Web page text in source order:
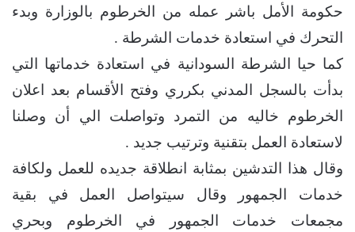
حكومة الأمل باشر عمله من الخرطوم بالوزارة وبدء
التحرك في استعادة خدمات الشرطة .
كما حيا الشرطة السودانية في استعادة خدماتها التي
بدأت بالسجل المدني بكرري وفتح الأقسام بعد اعلان
الخرطوم خاليه من التمرد وتواصلت الي أن وصلنا
لاستعادة العمل بتقنية وترتيب جديد .
وقال هذا التدشين بمثابة انطلاقة جديده للعمل ولكافة
خدمات الجمهور وقال سيتواصل العمل في بقية
مجمعات خدمات الجمهور في الخرطوم وبحري